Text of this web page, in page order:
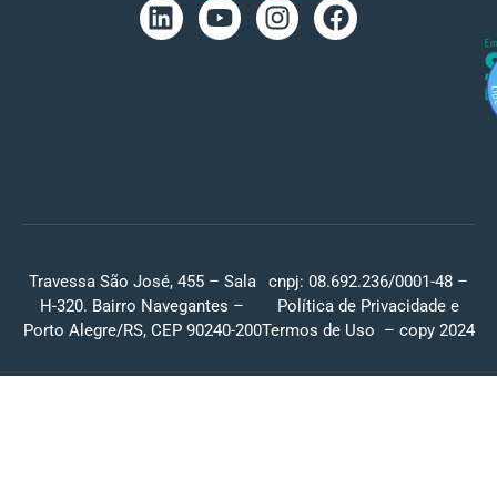
Travessa São José, 455 – Sala
H-320. Bairro Navegantes –
Porto Alegre/RS, CEP 90240-200
cnpj: 08.692.236/0001-48 –
Política de Privacidade e
Termos de Uso – copy 2024